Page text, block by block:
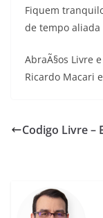
Fiquem
de tempo
AbraÃ§os Livre
Ricardo Macari
Codigo Livre –